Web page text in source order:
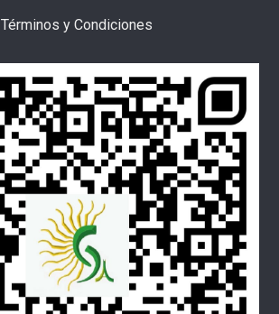
Términos y Condiciones